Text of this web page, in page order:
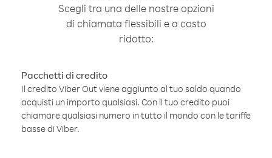
Scegli tra una delle nostre opzioni
di chiamata flessibili e a costo
ridotto:
Pacchetti di credito
Il credito Viber Out viene aggiunto al tuo saldo quando
acquisti un importo qualsiasi. Con il tuo credito puoi
chiamare qualsiasi numero in tutto il mondo con le tariffe
basse di Viber.